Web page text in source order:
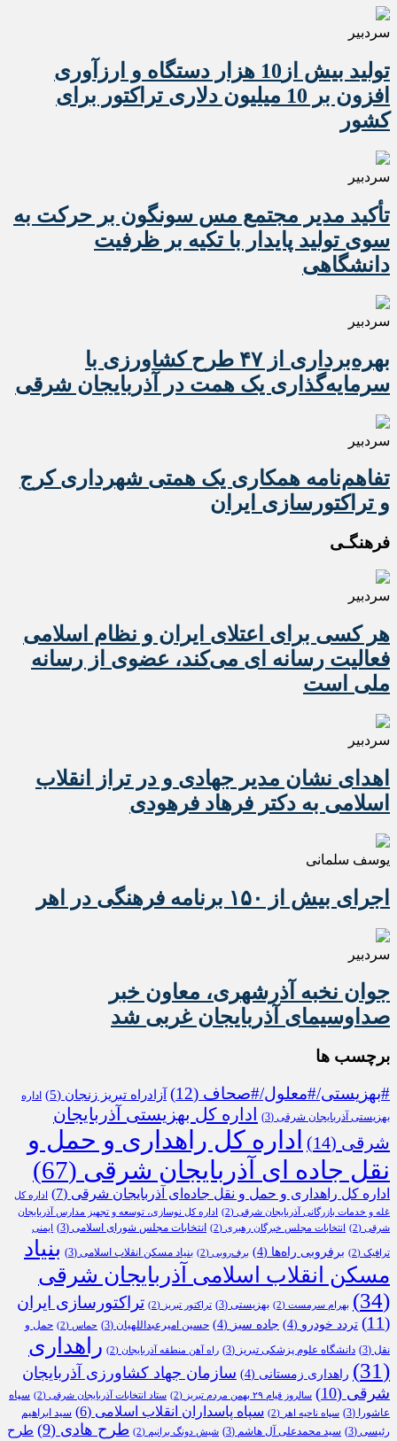
سردبیر
تولید بیش از10 هزار دستگاه و ارزآوری
افزون بر 10 میلیون دلاری تراکتور برای
کشور
سردبیر
تأکید مدیر مجتمع مس سونگون بر حرکت به
سوی تولید پایدار با تکیه بر ظرفیت
دانشگاهی
سردبیر
بهره‌برداری از ۴۷ طرح کشاورزی با
سرمایه‌گذاری یک همت در آذربایجان شرقی
سردبیر
تفاهم‌نامه همکاری یک همتی شهرداری کرج
و تراکتورسازی ایران
فرهنگـی
سردبیر
هر کسی برای اعتلای ایران و نظام اسلامی
فعالیت رسانه ای می‌کند، عضوی از رسانه
ملی است
سردبیر
اهدای نشان مدیر جهادی و در تراز انقلاب
اسلامی به دکتر فرهاد فرهودی
یوسف سلمانی
اجرای بیش از ۱۵۰ برنامه فرهنگی در اهر
سردبیر
جوان نخبه آذرشهری، معاون خبر
صداوسیمای آذربایجان غربی شد
برچسب ها
#بهزیستی/#معلول/#صحاف (12) آزادراه تبریز زنجان (5)
اداره
بهزیستی آذربایجان شرقی (3)
اداره کل بهزیستی آذربایجان
شرقی (14)
اداره کل راهداری و حمل و
نقل جاده ای آذربایجان شرقی (67)
اداره کل راهداری و حمل و نقل جاده‌ای آذربایجان شرقی (7)
اداره کل
غله و خدمات بازرگانی آذربایجان شرقی (2)
اداره کل نوسازی، توسعه و تجهیز مدارس آذربایجان
شرقی (2) انتخابات مجلس خبرگان رهبری (2) انتخابات مجلس شورای اسلامی (3) ایمنی
ترافیک (2) برفروبی راه‌ها (4) برف‌روبی (2) بنیاد مسکن انقلاب اسلامی (3)
بنیاد
مسکن انقلاب اسلامی آذربایجان شرقی
(34)
بهرام سرمست (2) بهزیستی (3) تراکتور تبریز (2)
تراکتورسازی ایران
(11)
تردد خودرو (4) جاده سبز (4) حسین امیرعبداللهیان (3) حماس (2)
حمل و
نقل (3) دانشگاه علوم پزشکی تبریز (3) راه آهن منطقه آذربایجان (2)
راهداری
(31)
راهداری زمستانی (4)
سازمان جهاد کشاورزی آذربایجان
شرقی (10) سالروز قیام ۲۹ بهمن مردم تبریز (2) ستاد انتخابات آذربایجان شرقی (2)
سپاه
عاشورا
(3) سپاه ناحیه اهر (2) سپاه پاسداران انقلاب اسلامی (6)
سید ابراهیم
رئیسی (3) سید محمدعلی آل هاشم (3) شیش دونگ برانیم (2) طرح هادی (9) طرح